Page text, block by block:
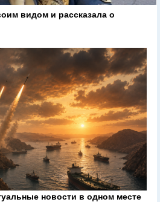
видом и рассказала о
новости в одном месте